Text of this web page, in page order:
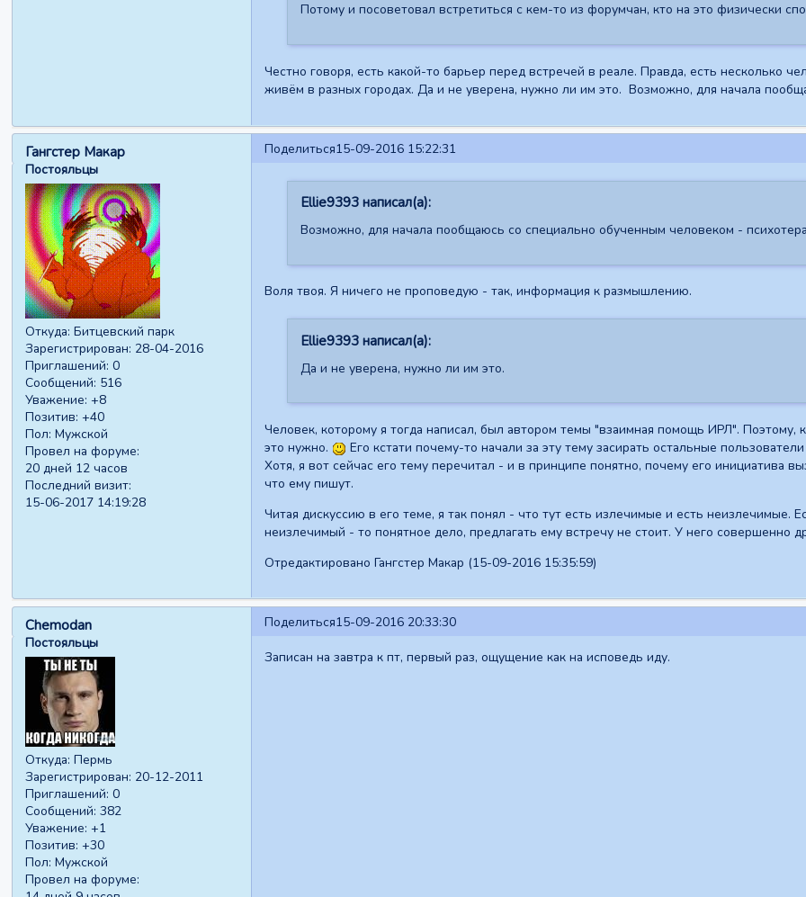
Потому и посоветовал встретиться с кем-то из форумчан, кто на это физически
Честно говоря, есть какой-то барьер перед встречей в реале. Правда, есть несколько
живём в разных городах. Да и не уверена, нужно ли им это. Возможно, для начала
Поделиться15-09-2016 15:22:31
Гангстер Макар
Постояльцы
Откуда: Битцевский парк
Зарегистрирован: 28-04-2016
Приглашений: 0
Сообщений: 516
Уважение: +8
Позитив: +40
Пол: Мужской
Провел на форуме:
20 дней 12 часов
Последний визит:
15-06-2017 14:19:28
Ellie9393 написал(а):
Возможно, для начала пообщаюсь со специально обученным человеком -
Воля твоя. Я ничего не проповедую - так, информация к размышлению.
Ellie9393 написал(а):
Да и не уверена, нужно ли им это.
Человек, которому я тогда написал, был автором темы "взаимная помощь ИРЛ". Поэтому,
это нужно.
Его кстати почему-то начали за эту тему засирать остальные
Хотя, я вот сейчас его тему перечитал - и в принципе понятно, почему его инициатива
что ему пишут.
Читая дискуссию в его теме, я так понял - что тут есть излечимые и есть неизлечимые.
неизлечимый - то понятное дело, предлагать ему встречу не стоит. У него совершенно
Отредактировано Гангстер Макар (15-09-2016 15:35:59)
Поделиться15-09-2016 20:33:30
Chemodan
Постояльцы
Откуда: Пермь
Зарегистрирован: 20-12-2011
Приглашений: 0
Сообщений: 382
Уважение: +1
Позитив: +30
Пол: Мужской
Провел на форуме:
Записан на завтра к пт, первый раз, ощущение как на исповедь иду.